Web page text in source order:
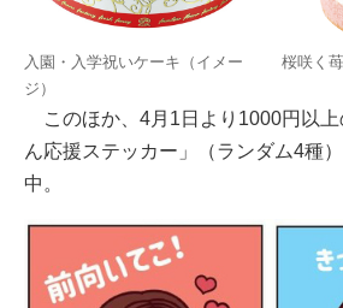
入園・入学祝いケーキ（イメー
ジ）
桜咲く
このほか、4月1日より1000円以上
ん応援ステッカー」（ランダム4種
中。